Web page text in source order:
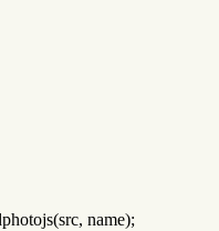
name);